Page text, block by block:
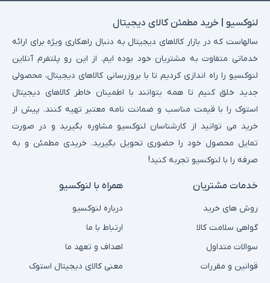
لنوکسیو | خرید مطمئن کالای دیجیتال
سالهاست که در بازار کالاهای دیجیتال به دنبال راهکاری ویژه برای ارائه
خدماتی متفاوت به مشتریان خود بوده ایم. از این رو پلتفرم آنلاین
لنوکسیو را راه اندازی کردیم تا با بروزرسانی کالاهای دیجیتال، محصولی
جدید خلق کنیم تا همه بتوانند با اطمینان خاطر کالاهای دیجیتال
استوک را با قیمت مناسب و ضمانت نامه معتبر تهیه کنند. پیش از
خرید می توانید از کارشناسان لنوکسیو مشاوره بگیرید و در صورت
تمایل محصول خود را حضوری تحویل بگیرید. خریدی مطمئن و به
صرفه را با لنوکسیو تجربه کنید!
خدمات مشتریان
روش های خرید
گواهی سلامت کالا
سوالات متداول
قوانین و مقررات
همراه با لنوکسیو
درباره لنوکسیو
ارتباط با ما
اهداف و تعهد ما
معنی کالای دیجیتال استوک